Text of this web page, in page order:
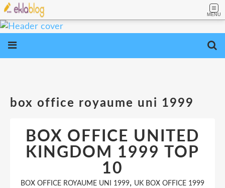
MENU
box office royaume uni 1999
BOX OFFICE UNITED
KINGDOM 1999 TOP
10
BOX OFFICE ROYAUME UNI 1999, UK BOX OFFICE 1999